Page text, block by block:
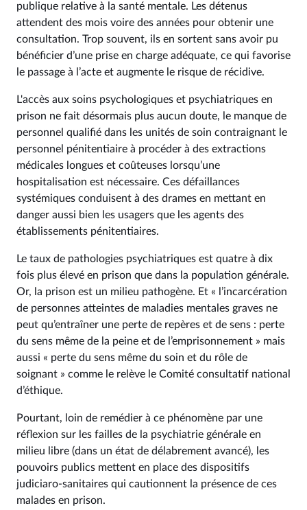
publique relative à la santé mentale. Les détenus
attendent des mois voire des années pour obtenir une
consultation. Trop souvent, ils en sortent sans avoir pu
bénéficier d’une prise en charge adéquate, ce qui favorise
le passage à l’acte et augmente le risque de récidive.
L'accès aux soins psychologiques et psychiatriques en
prison ne fait désormais plus aucun doute, le manque de
personnel qualifié dans les unités de soin contraignant le
personnel pénitentiaire à procéder à des extractions
médicales longues et coûteuses lorsqu’une
hospitalisation est nécessaire. Ces défaillances
systémiques conduisent à des drames en mettant en
danger aussi bien les usagers que les agents des
établissements pénitentiaires.
Le taux de pathologies psychiatriques est quatre à dix
fois plus élevé en prison que dans la population générale.
Or, la prison est un milieu pathogène. Et « l’incarcération
de personnes atteintes de maladies mentales graves ne
peut qu’entraîner une perte de repères et de sens : perte
du sens même de la peine et de l’emprisonnement » mais
aussi « perte du sens même du soin et du rôle de
soignant » comme le relève le Comité consultatif national
d’éthique.
Pourtant, loin de remédier à ce phénomène par une
réflexion sur les failles de la psychiatrie générale en
milieu libre (dans un état de délabrement avancé), les
pouvoirs publics mettent en place des dispositifs
judiciaro-sanitaires qui cautionnent la présence de ces
malades en prison.